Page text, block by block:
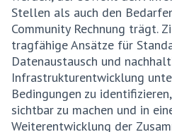
Stellen als auch den
Community Rechnung trägt.
tragfähige Ansätze für
Datenaustausch und
Infrastrukturentwicklung
Bedingungen zu
sichtbar zu machen und in
Weiterentwicklung der